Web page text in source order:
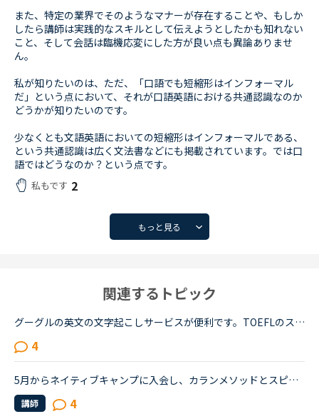
また、特定の業界でそのようなマナーが存在することや、もしか
したら講師は実践的なスキルとして伝えようとしたかも知れない
こと、そして会話は臨機応変にした方が良い点も異論ありませ
ん。
私が知りたいのは、ただ、「口語でも短縮形はインフォーマル
だ」という点において、それが口語英語における共通認識なのか
どうかが知りたいのです。
少なくとも文語英語においての短縮形はインフォーマルである、
という共通認識は広く文法書などにも掲載されています。では口
語ではどうなのか？という点です。
私もです 2
もっと見る
関連するトピック
グーグルの英文の文字起こしサービスが便利です。TOEFLのスピーキングパートなどで、自分が話したワード数が気になると思いますが、録音したものを書き起こすのはけっこう大変です。 ご存知の方もいらっしゃると...
4
5月からネイティブキャンプに入会し、カランメソッドとスピーキング、トピックトークをやっています。マンスリースピーキングのレベルは6。カランメソッドはステージ4が終了するところです。カウンセラーの方にCa...
講師 4